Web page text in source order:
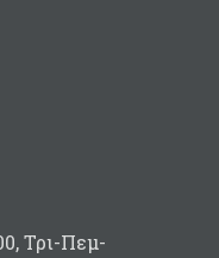
Τρι-Πεμ-